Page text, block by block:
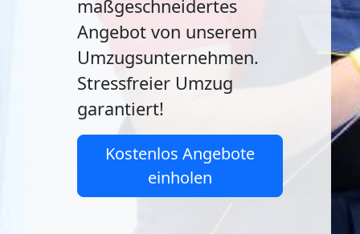
maßgeschneidertes
Angebot von unserem
Umzugsunternehmen.
Stressfreier Umzug
garantiert!
Kostenlos Angebote
einholen